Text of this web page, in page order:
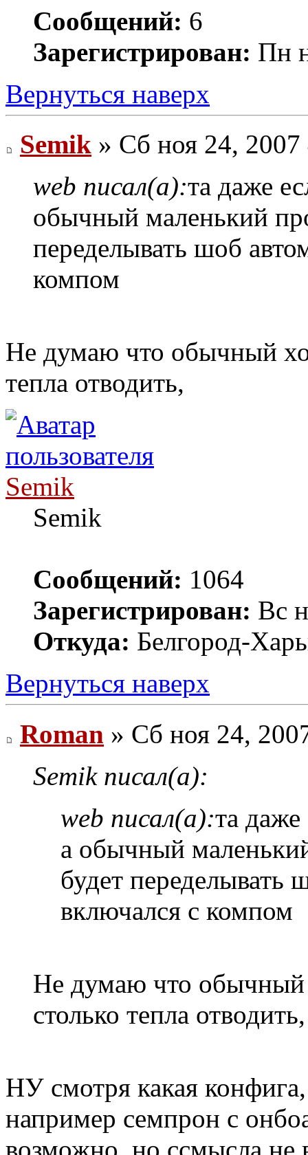
Сообщений: 6
Зарегистрирован: Пн
Вернуться наверх
Semik » Сб ноя 24, 2007
web писал(а):та даже
обычный маленький
переделывать шоб
компом
Не думаю что обычный
тепла отводить,
Semik
Semik
Сообщений: 1064
Зарегистрирован: Вс
Откуда: Белгород-
Вернуться наверх
Roman » Сб ноя 24,
Semik писал(а):
web писал(а):та
а обычный
будет переделывать
включался с компом
Не думаю что обычный
столько тепла отводить,
НУ смотря какая
например семпрон с